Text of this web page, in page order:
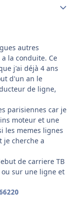
autres
la conduite. Ce
j'ai déjà 4 ans
d'un an le
de ligne,
parisiennes car je
moteur et une
les memes lignes
je cherche a
de carriere TB
sur une ligne et